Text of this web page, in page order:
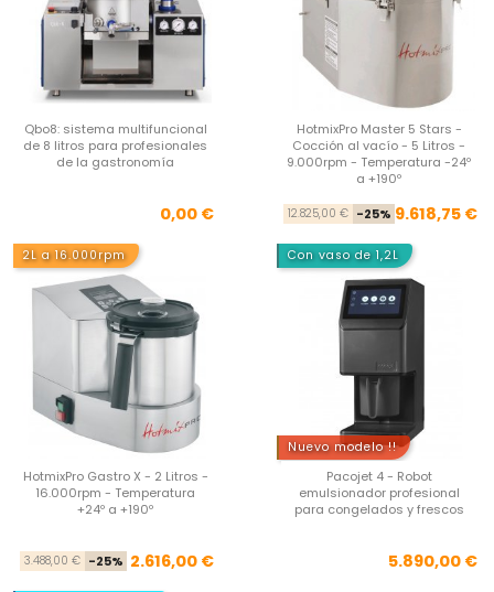
Qbo8: sistema multifuncional
de 8 litros para profesionales
de la gastronomía
Precio
0,00 €
HotmixPro Master 5 Stars -
Cocción al vacío - 5 Litros -
9.000rpm - Temperatura -24º
a +190º
12.825,00 € -25% 9.618,75 €
2L a 16.000rpm
HotmixPro Gastro X - 2 Litros -
16.000rpm - Temperatura
+24º a +190º
Precio base
3.488,00 € -25% Precio
2.616,00 €
Con vaso de 1,2L
Nuevo modelo !!
Pacojet 4 - Robot
emulsionador profesional
para congelados y frescos
5.890,00 €